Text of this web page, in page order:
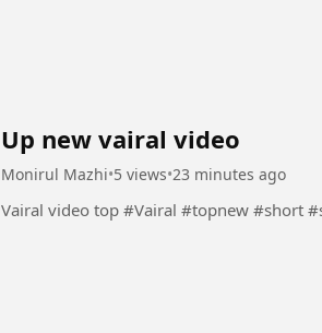
Up new vairal video
Monirul Mazhi•5 views•23 minutes ago
Vairal video top #Vairal #topnew #short